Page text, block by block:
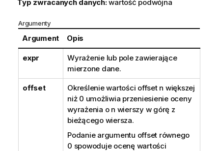
Typ zwracanych danych:wartość podwójna
Argumenty
Argument Opis
expr
Wyrażenie lub pole zawierające
mierzone dane.
offset Określenie wartości offset n większej
niż 0 umożliwia przeniesienie oceny
wyrażenia o n wierszy w górę z
bieżącego wiersza.
Podanie argumentu offset równego
0 spowoduje ocenę wartości